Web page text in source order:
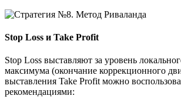
Stop Loss и Take Profit
Stop Loss выставляют за уровень
максимума (окончание коррекционного
выставления Take Profit можно
рекомендациями: